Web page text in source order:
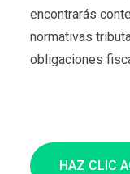
encontrarás
normativas
obligaciones
HAZ CLIC